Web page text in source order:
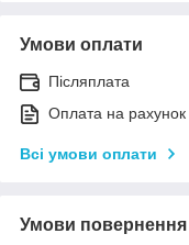
Умови оплати
Післяплата
Оплата на рахунок
Всі умови оплати
Умови повернення